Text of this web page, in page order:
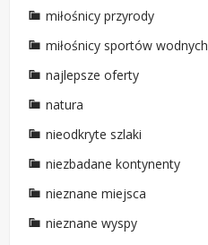
miłośnicy przyrody
miłośnicy sportów wodnych
najlepsze oferty
natura
nieodkryte szlaki
niezbadane kontynenty
nieznane miejsca
nieznane wyspy